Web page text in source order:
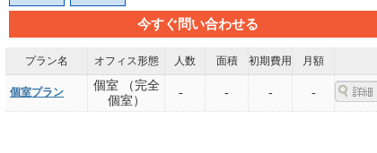
今すぐ問い合わせる
プラン名 オフィス形態 人数 面積 初期費用 月額
個室プラン
個室 （完全
個室）
- - - -